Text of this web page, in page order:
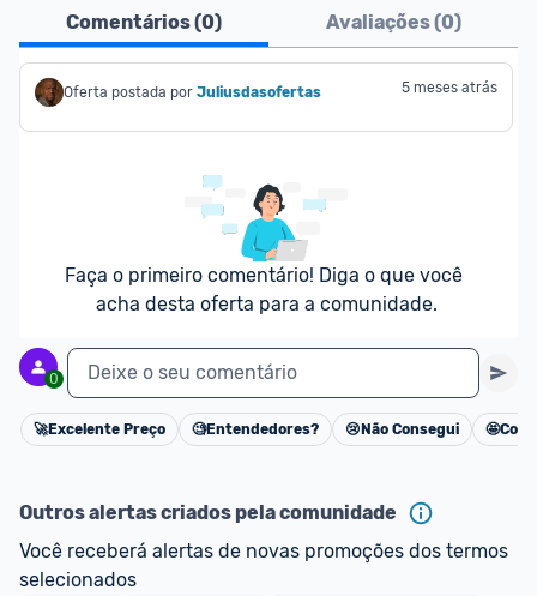
Comentários (0) Avaliações (0)
Oferta postada por Juliusdasofertas 5 meses atrás
Faça o primeiro comentário! Diga o que você
acha desta oferta para a comunidade.
0 Deixe o seu comentário
Cancelar
🚀Excelente Preço 🧐Entendedores? 😢 Não Consegui 🤩
Outros alertas criados pela comunidade
Você receberá alertas de novas promoções dos termos
selecionados